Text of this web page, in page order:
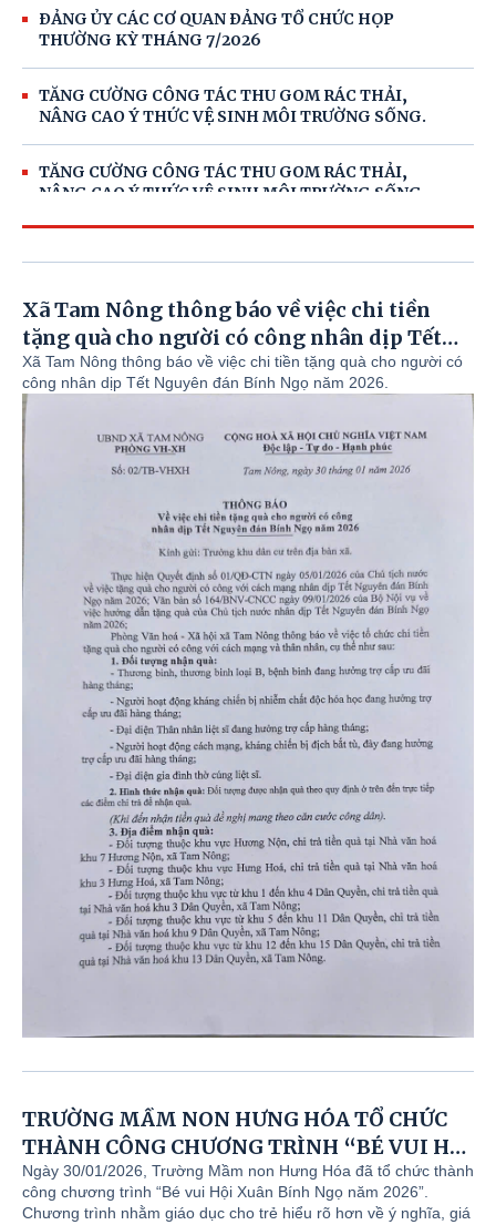
ĐẢNG ỦY CÁC CƠ QUAN ĐẢNG TỔ CHỨC HỌP
THƯỜNG KỲ THÁNG 7/2026
TĂNG CƯỜNG CÔNG TÁC THU GOM RÁC THẢI,
NÂNG CAO Ý THỨC VỆ SINH MÔI TRƯỜNG SỐNG.
TĂNG CƯỜNG CÔNG TÁC THU GOM RÁC THẢI,
NÂNG CAO Ý THỨC VỆ SINH MÔI TRƯỜNG SỐNG.
“TOÀN DÂN BẢO VỆ AN NINH TỔ QUỐC” NĂM 2026.
UBND XÃ TAM NÔNG TỔ CHỨC HỘI NGHỊ TRIỂN
KHAI CÔNG TÁC LẤY MẪU HÀI CỐT LIỆT SĨ ĐỂ GIÁM
ĐỊNH ADN.
THÁNG 8/2026
Xã Tam Nông thông báo về việc chi tiền
tặng quà cho người có công nhân dịp Tết
Nguyên đán Bính Ngọ năm 2026.
Xã Tam Nông thông báo về việc chi tiền tặng quà cho người có
công nhân dịp Tết Nguyên đán Bính Ngọ năm 2026.
TRƯỜNG MẦM NON HƯNG HÓA TỔ CHỨC
THÀNH CÔNG CHƯƠNG TRÌNH “BÉ VUI HỘI
XUÂN BÍNH NGỌ NĂM 2026”
Ngày 30/01/2026, Trường Mầm non Hưng Hóa đã tổ chức thành
công chương trình “Bé vui Hội Xuân Bính Ngọ năm 2026”.
Chương trình nhằm giáo dục cho trẻ hiểu rõ hơn về ý nghĩa, giá